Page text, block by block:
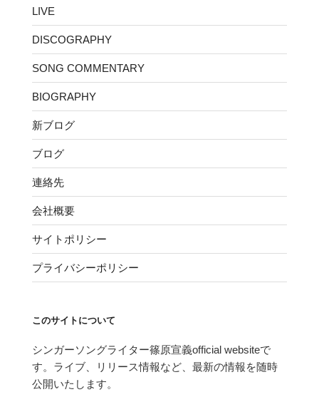
LIVE
DISCOGRAPHY
SONG COMMENTARY
BIOGRAPHY
新ブログ
ブログ
連絡先
会社概要
サイトポリシー
プライバシーポリシー
このサイトについて
シンガーソングライター篠原宣義official websiteで
す。ライブ、リリース情報など、最新の情報を随時
公開いたします。